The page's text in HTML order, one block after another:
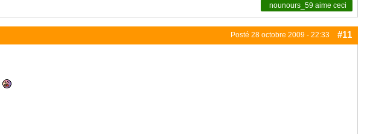
nounours_59 aime ceci
Posté 28 octobre 2009 - 22:33 #11